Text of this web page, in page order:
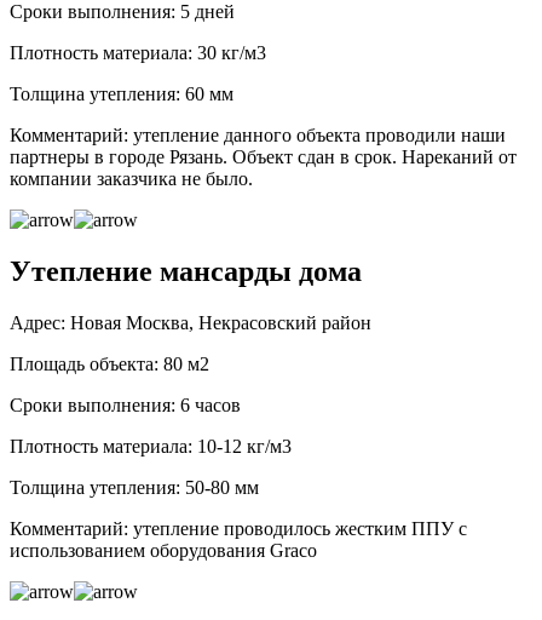
Сроки выполнения: 5 дней
Плотность материала: 30 кг/м3
Толщина утепления: 60 мм
Комментарий: утепление данного объекта проводили наши
партнеры в городе Рязань. Объект сдан в срок. Нареканий от
компании заказчика не было.
Утепление мансарды дома
Адрес: Новая Москва, Некрасовский район
Площадь объекта: 80 м2
Сроки выполнения: 6 часов
Плотность материала: 10-12 кг/м3
Толщина утепления: 50-80 мм
Комментарий: утепление проводилось жестким ППУ с
использованием оборудования Graco